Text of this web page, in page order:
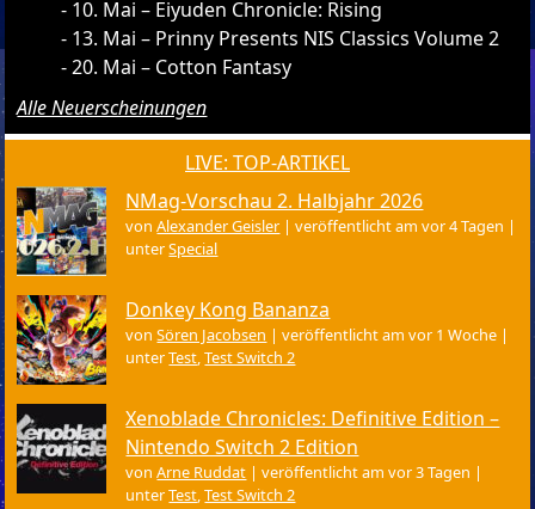
10. Mai – Eiyuden Chronicle: Rising
13. Mai – Prinny Presents NIS Classics Volume 2
20. Mai – Cotton Fantasy
Alle Neuerscheinungen
LIVE: TOP-ARTIKEL
NMag-Vorschau 2. Halbjahr 2026
vonAlexander Geisler |veröffentlicht am vor 4 Tagen |
unterSpecial
Donkey Kong Bananza
vonSören Jacobsen |veröffentlicht am vor 1 Woche |
unterTest,Test Switch 2
Xenoblade Chronicles: Definitive Edition –
Nintendo Switch 2 Edition
vonArne Ruddat |veröffentlicht am vor 3 Tagen |
unterTest,Test Switch 2